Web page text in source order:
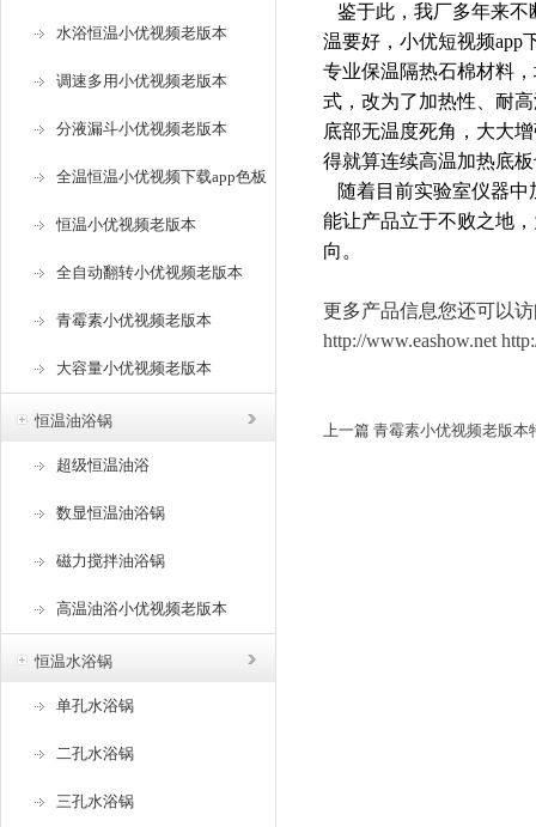
水浴恒温小优视频老版本
调速多用小优视频老版本
分液漏斗小优视频老版本
全温恒温小优视频下载app色板
恒温小优视频老版本
全自动翻转小优视频老版本
青霉素小优视频老版本
大容量小优视频老版本
恒温油浴锅
超级恒温油浴
数显恒温油浴锅
磁力搅拌油浴锅
高温油浴小优视频老版本
恒温水浴锅
单孔水浴锅
二孔水浴锅
三孔水浴锅
鉴于此，我厂多年
温要好，小优短视频
专业保温隔热石棉材料
式，改为了加热性
底部无温度死角，大大
得就算连续高温加热底板
随着目前实验室仪器中加
能让产品立于不败之地
向。
更多产品信息您还可以访问
http://www.eashow.net
上一篇 青霉素小优视频老版本